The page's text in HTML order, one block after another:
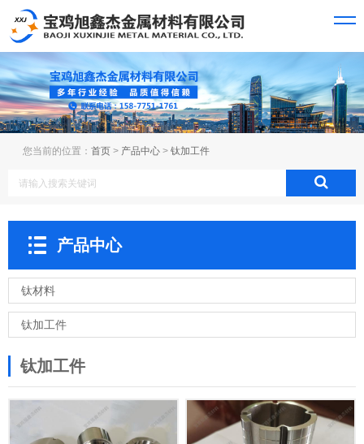
您当前的位置： 首页 > 产品中心 > 钛加工件
产品中心
钛材料
钛加工件
钛加工件